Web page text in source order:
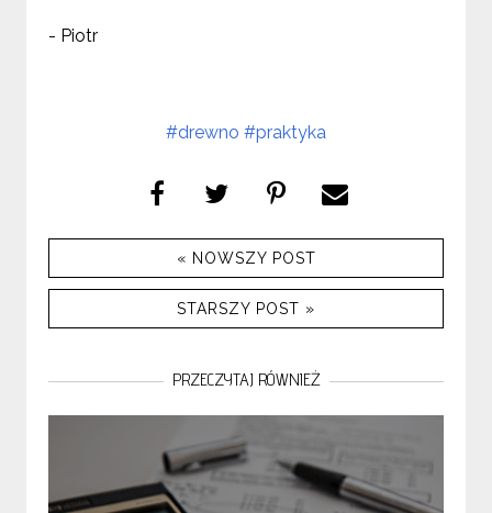
- Piotr
#drewno #praktyka
« NOWSZY POST
STARSZY POST »
PRZECZYTAJ RÓWNIEŻ